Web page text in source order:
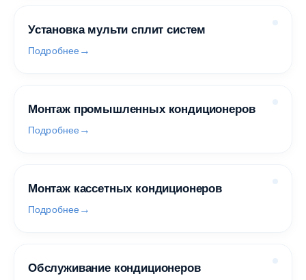
Установка мульти сплит систем
Подробнее
Монтаж промышленных кондиционеров
Подробнее
Монтаж кассетных кондиционеров
Подробнее
Обслуживание кондиционеров